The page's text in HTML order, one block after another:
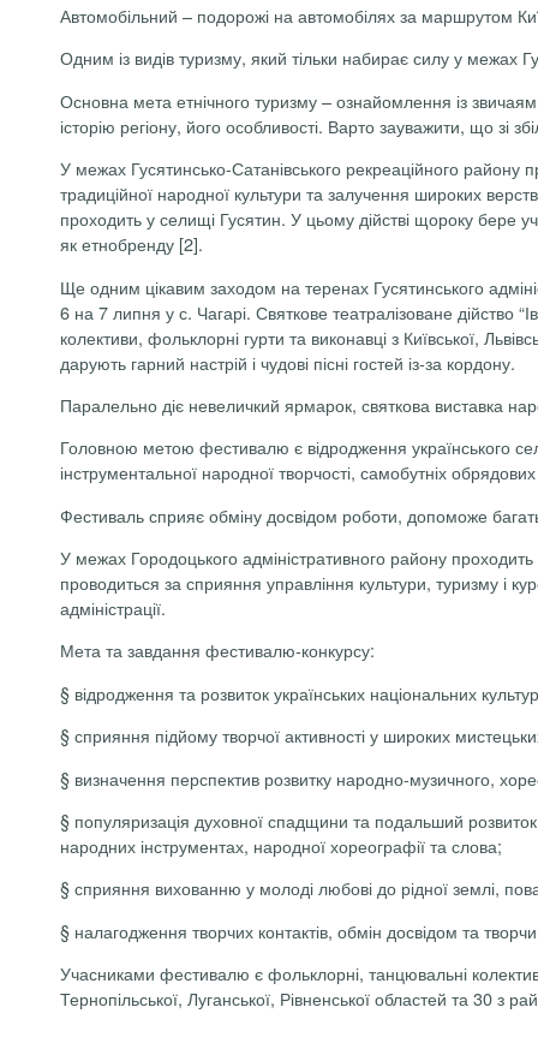
Автомобільний – подорожі на автомобілях за маршрутом
Одним із видів туризму, який тільки набирає силу у межах
Основна мета етнічного туризму – ознайомлення із
історію регіону, його особливості. Варто зауважити, що зі
У межах Гусятинсько-Сатанівського рекреаційного району
традиційної народної культури та залучення широких
проходить у селищі Гусятин. У цьому дійстві щороку бере
як етнобренду [2].
Ще одним цікавим заходом на теренах Гусятинського
6 на 7 липня у с. Чагарі. Святкове театралізоване дійство
колективи, фольклорні гурти та виконавці з Київської,
дарують гарний настрій і чудові пісні гостей із-за кордону.
Паралельно діє невеличкий ярмарок, святкова виставка
Головною метою фестивалю є відродження українського
інструментальної народної творчості, самобутніх
Фестиваль сприяє обміну досвідом роботи, допоможе
У межах Городоцького адміністративного району
проводиться за сприяння управління культури, туризму і
адміністрації.
Мета та завдання фестивалю-конкурсу:
§ відродження та розвиток українських національних
§сприяння підйому творчої активності у широких
§ визначення перспектив розвитку народно-музичного,
§ популяризація духовної спадщини та подальший розвиток
народних інструментах, народної хореографії та слова;
§сприяння вихованню у молоді любові до рідної землі,
§ налагодження творчих контактів, обмін досвідом та
Учасниками фестивалю є фольклорні, танцювальні
Тернопільської, Луганської, Рівненської областей та 30 з